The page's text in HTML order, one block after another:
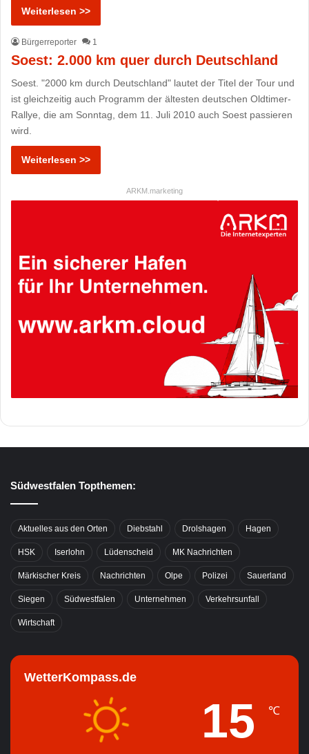
Weiterlesen >>
Bürgerreporter 1
Soest: 2.000 km quer durch Deutschland
Soest. "2000 km durch Deutschland" lautet der Titel der Tour und
ist gleichzeitig auch Programm der ältesten deutschen Oldtimer-
Rallye, die am Sonntag, dem 11. Juli 2010 auch Soest passieren
wird.
Weiterlesen >>
ARKM.marketing
Südwestfalen Topthemen:
Aktuelles aus den Orten Diebstahl Drolshagen Hagen
HSK Iserlohn Lüdenscheid MK Nachrichten
Märkischer Kreis Nachrichten Olpe Polizei Sauerland
Siegen Südwestfalen Unternehmen Verkehrsunfall
Wirtschaft
WetterKompass.de
15 ℃